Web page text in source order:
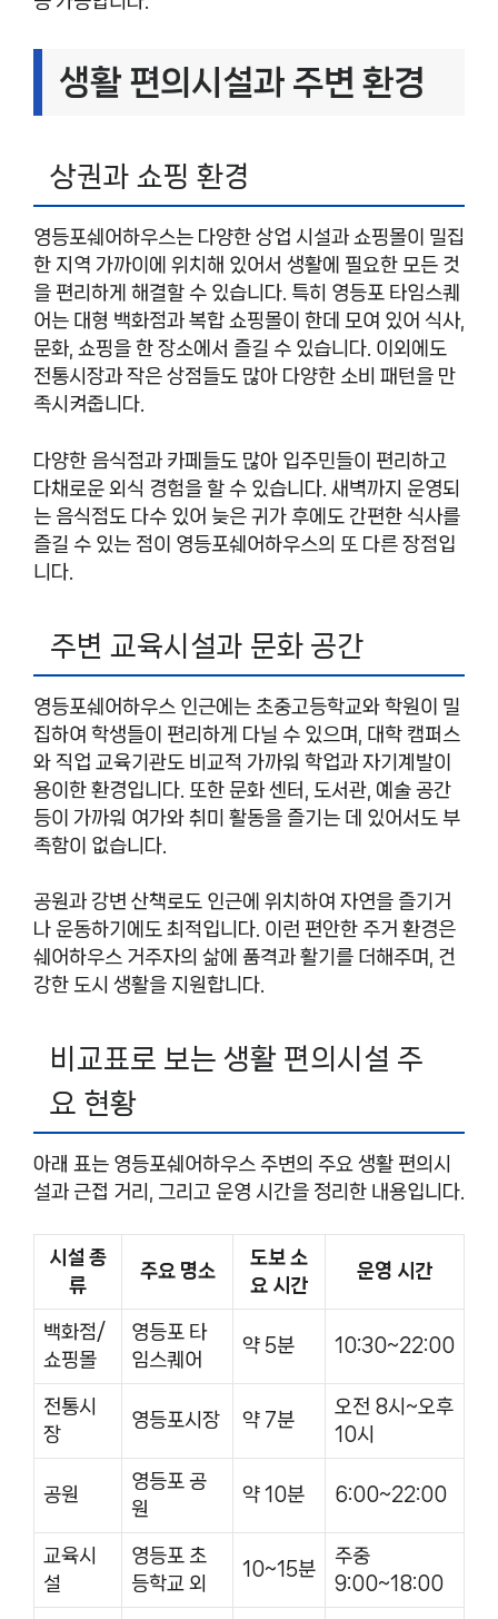
생활 편의시설과 주변 환경
상권과 쇼핑 환경
영등포쉐어하우스는 다양한 상업 시설과 쇼핑몰이 밀집
한 지역 가까이에 위치해 있어서 생활에 필요한 모든 것
을 편리하게 해결할 수 있습니다. 특히 영등포 타임스퀘
어는 대형 백화점과 복합 쇼핑몰이 한데 모여 있어 식사,
문화, 쇼핑을 한 장소에서 즐길 수 있습니다. 이외에도
전통시장과 작은 상점들도 많아 다양한 소비 패턴을 만
족시켜줍니다.
다양한 음식점과 카페들도 많아 입주민들이 편리하고
다채로운 외식 경험을 할 수 있습니다. 새벽까지 운영되
는 음식점도 다수 있어 늦은 귀가 후에도 간편한 식사를
즐길 수 있는 점이 영등포쉐어하우스의 또 다른 장점입
니다.
주변 교육시설과 문화 공간
영등포쉐어하우스 인근에는 초중고등학교와 학원이 밀
집하여 학생들이 편리하게 다닐 수 있으며, 대학 캠퍼스
와 직업 교육기관도 비교적 가까워 학업과 자기계발이
용이한 환경입니다. 또한 문화 센터, 도서관, 예술 공간
등이 가까워 여가와 취미 활동을 즐기는 데 있어서도 부
족함이 없습니다.
공원과 강변 산책로도 인근에 위치하여 자연을 즐기거
나 운동하기에도 최적입니다. 이런 편안한 주거 환경은
쉐어하우스 거주자의 삶에 품격과 활기를 더해주며, 건
강한 도시 생활을 지원합니다.
비교표로 보는 생활 편의시설 주
요 현황
아래 표는 영등포쉐어하우스 주변의 주요 생활 편의시
설과 근접 거리, 그리고 운영 시간을 정리한 내용입니다.
시설 종
류
주요 명소
도보 소
요 시간
운영 시간
백화점/
쇼핑몰
영등포 타
임스퀘어
약 5분 10:30~22:00
전통시
장
영등포시장 약 7분
오전 8시~오후
10시
공원
영등포 공
원
약 10분 6:00~22:00
교육시
설
영등포 초
등학교 외
10~15분
주중
9:00~18:00